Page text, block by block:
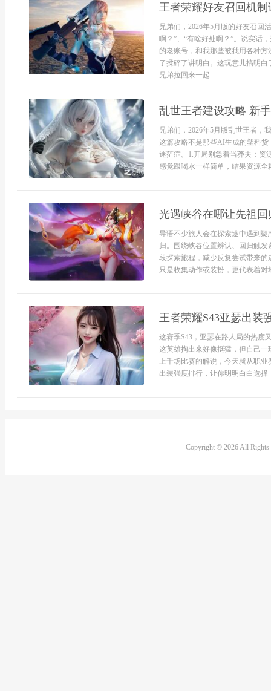
王者荣耀好友召回机
兄弟们，2026年5月版的好友召回
啊？”、“有啥好处啊？”。说实话
的老账号，和我那些被我用各种方
了揉碎了讲明白。这玩意儿搞明
兄弟拉回来一起...
乱世王者建设攻略 新
兄弟们，2026年5月版乱世王者，
这篇攻略不是那些AI生成的塑料
迷茫症。1.开局别急着当莽夫：资
感觉跟喝水一样简单，结果资源全
光遇峡谷在哪让先祖回
导语不少旅人会在探索途中遇到
归。围绕峡谷位置辨认、回归触
段探索旅程，减少反复尝试带来
只是收集动作或装扮，更代表着
王者荣耀S43亚瑟出装
这赛季S43，亚瑟在路人局的热度
这英雄掏出来好像挺猛，但自己
上千场比赛的解说，今天就从职
出装强度排行，让你明明白白选择
Copyright © 2026 All